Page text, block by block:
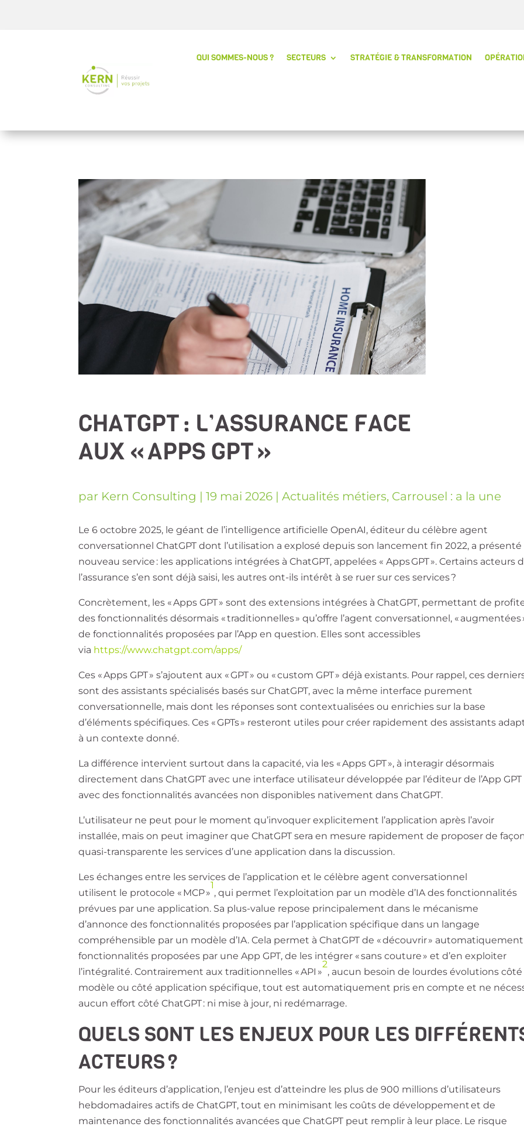
QUI SOMMES-NOUS ? SECTEURS STRATÉGIE & TRANSFORMATION
CHATGPT : L’ASSURANCE FACE
AUX « APPS GPT »
par Kern Consulting |19 mai 2026 |Actualités métiers, Carrousel : a la une
Le 6 octobre 2025, le géant de l’intelligence artificielle OpenAI, éditeur du célèbre agent
conversationnel ChatGPT dont l’utilisation a explosé depuis son lancement fin 2022, a présenté
nouveau service : les applications intégrées à ChatGPT, appelées « Apps GPT ». Certains acteurs
l’assurance s’en sont déjà saisi, les autres ont-ils intérêt à se ruer sur ces services ?
Concrètement, les « Apps GPT » sont des extensions intégrées à ChatGPT, permettant de
des fonctionnalités désormais « traditionnelles » qu’offre l’agent conversationnel, « augmentées
de fonctionnalités proposées par l’App en question. Elles sont accessibles
via https://www.chatgpt.com/apps/
Ces « Apps GPT » s’ajoutent aux « GPT » ou « custom GPT » déjà existants. Pour rappel, ces
sont des assistants spécialisés basés sur ChatGPT, avec la même interface purement
conversationnelle, mais dont les réponses sont contextualisées ou enrichies sur la base
d’éléments spécifiques. Ces « GPTs » resteront utiles pour créer rapidement des assistants
à un contexte donné.
La différence intervient surtout dans la capacité, via les « Apps GPT », à interagir désormais
directement dans ChatGPT avec une interface utilisateur développée par l’éditeur de l’App GPT
avec des fonctionnalités avancées non disponibles nativement dans ChatGPT.
L’utilisateur ne peut pour le moment qu’invoquer explicitement l’application après l’avoir
installée, mais on peut imaginer que ChatGPT sera en mesure rapidement de proposer de
quasi-transparente les services d’une application dans la discussion.
Les échanges entre les services de l’application et le célèbre agent conversationnel
utilisent le protocole « MCP »
1
, qui permet l’exploitation par un modèle d’IA des fonctionnalités
prévues par une application. Sa plus-value repose principalement dans le mécanisme
d’annonce des fonctionnalités proposées par l’application spécifique dans un langage
compréhensible par un modèle d’IA. Cela permet à ChatGPT de « découvrir »
fonctionnalités proposées par une App GPT, de les intégrer « sans couture » et d’en exploiter
l’intégralité. Contrairement aux traditionnelles « API »
2
, aucun besoin de lourdes évolutions côté
modèle ou côté application spécifique, tout est automatiquement pris en compte et ne
aucun effort côté ChatGPT : ni mise à jour, ni redémarrage.
QUELS SONT LES ENJEUX POUR LES
ACTEURS ?
Pour les éditeurs d’application, l’enjeu est d’atteindre les plus de 900 millions d’utilisateurs
hebdomadaires actifs de ChatGPT, tout en minimisant les coûts de développement et de
maintenance des fonctionnalités avancées que ChatGPT peut remplir à leur place. Le risque